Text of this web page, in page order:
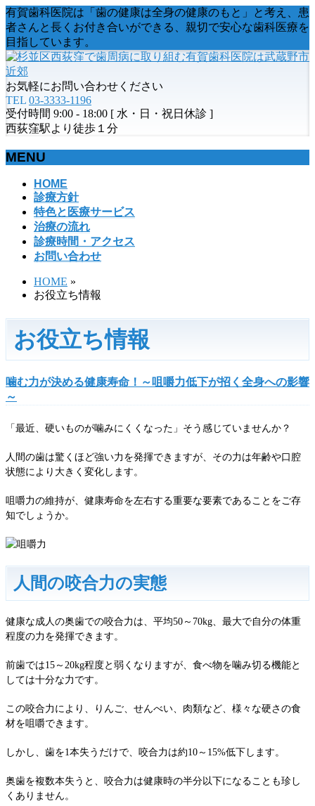
有賀歯科医院は「歯の健康は全身の健康のもと」と考え、患
者さんと長くお付き合いができる、親切で安心な歯科医療を
目指しています。
お気軽にお問い合わせください
TEL 03-3333-1196
受付時間 9:00 - 18:00 [ 水・日・祝日休診 ]
西荻窪駅より徒歩１分
MENU
HOME
診療方針
特色と医療サービス
治療の流れ
診療時間・アクセス
お問い合わせ
HOME »
お役立ち情報
お役立ち情報
噛む力が決める健康寿命！～咀嚼力低下が招く全身への影響
～
「最近、硬いものが噛みにくくなった」そう感じていませんか？
人間の歯は驚くほど強い力を発揮できますが、その力は年齢や口腔
状態により大きく変化します。
咀嚼力の維持が、健康寿命を左右する重要な要素であることをご存
知でしょうか。
人間の咬合力の実態
健康な成人の奥歯での咬合力は、平均50～70kg、最大で自分の体重
程度の力を発揮できます。
前歯では15～20kg程度と弱くなりますが、食べ物を噛み切る機能と
しては十分な力です。
この咬合力により、りんご、せんべい、肉類など、様々な硬さの食
材を咀嚼できます。
しかし、歯を1本失うだけで、咬合力は約10～15%低下します。
奥歯を複数本失うと、咬合力は健康時の半分以下になることも珍し
くありません。